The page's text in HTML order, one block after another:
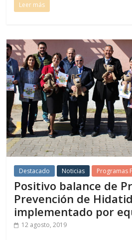
Leer más
Destacado Noticias Programas
Positivo balance de
Prevención de
implementado por
12 agosto, 2019